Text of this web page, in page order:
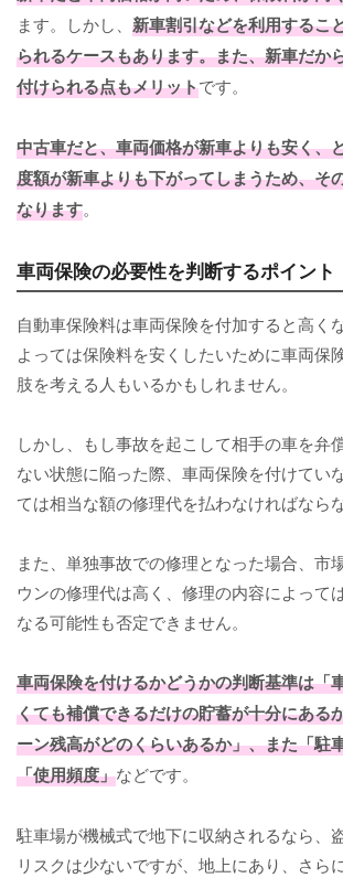
ます。しかし、 新車割引などを利用するこ
られるケースもあります。また、新車だか
付けられる点もメリットです。
中古車だと、車両価格が新車よりも安く、
度額が新車よりも下がってしまうため、そ
なります。
車両保険の必要性を判断するポイント
自動車保険料は車両保険を付加すると高く
よっては保険料を安くしたいために車両保
肢を考える人もいるかもしれません。
しかし、もし事故を起こして相手の車を弁
ない状態に陥った際、車両保険を付けてい
ては相当な額の修理代を払わなければなら
また、単独事故での修理となった場合、市
ウンの修理代は高く、修理の内容によって
なる可能性も否定できません。
車両保険を付けるかどうかの判断基準は「
くても補償できるだけの貯蓄が十分にある
ーン残高がどのくらいあるか」、また「駐
「使用頻度」などです。
駐車場が機械式で地下に収納されるなら、
リスクは少ないですが、地上にあり、さら